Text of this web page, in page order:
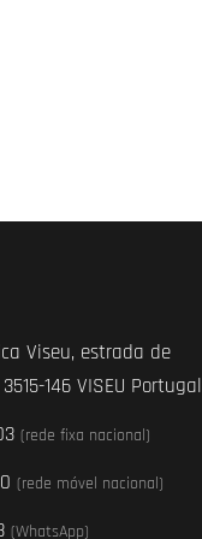
Viseu, estrada de
146 VISEU Portugal
(rede fixa nacional)
(rede móvel nacional)
(WhatsApp)